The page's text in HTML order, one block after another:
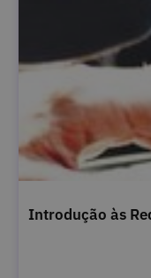
Introdução às